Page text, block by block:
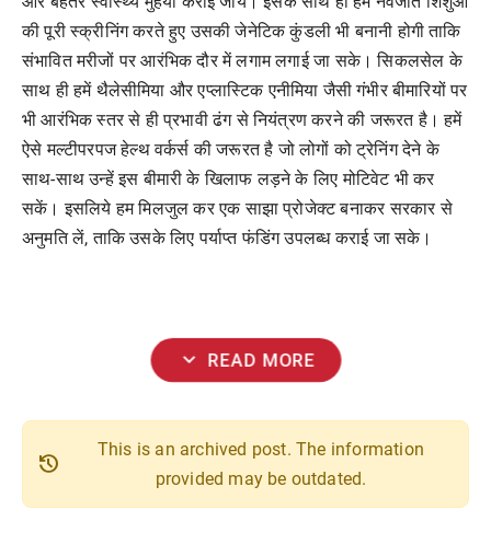
की पूरी स्क्रीनिंग करते हुए उसकी जेनेटिक कुंडली भी बनानी होगी ताकि
संभावित मरीजों पर आरंभिक दौर में लगाम लगाई जा सके। सिकलसेल के
साथ ही हमें थैलेसीमिया और एप्लास्टिक एनीमिया जैसी गंभीर बीमारियों पर
भी आरंभिक स्तर से ही प्रभावी ढंग से नियंत्रण करने की जरूरत है। हमें
ऐसे मल्टीपरपज हेल्थ वर्कर्स की जरूरत है जो लोगों को ट्रेनिंग देने के
साथ-साथ उन्हें इस बीमारी के खिलाफ लड़ने के लिए मोटिवेट भी कर
सकें। इसलिये हम मिलजुल कर एक साझा प्रोजेक्ट बनाकर सरकार से
अनुमति लें,ताकि उसके लिए पर्याप्त फंडिंग उपलब्ध कराई जा सके।
expand_more READ MORE
history
This is an archived post. The information
provided may be outdated.